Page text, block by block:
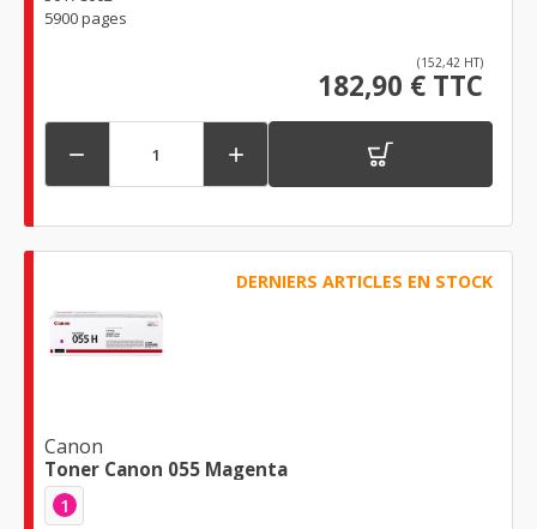
5900 pages
(152,42 HT)
182,90 € TTC
 
DERNIERS ARTICLES EN STOCK
Canon
Toner Canon 055 Magenta
1